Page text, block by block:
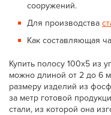
сооружений.
Для производства
Как составляющая
Купить полосу 100x5 из
можно длиной от 2 до 6
размеру изделий из
за метр готовой
стали, из которой она